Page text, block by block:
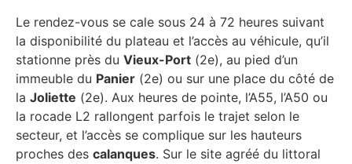
Le rendez-vous se cale sous 24 à 72 heures suivant
la disponibilité du plateau et l’accès au véhicule, qu’il
stationne près du Vieux-Port (2e), au pied d’un
immeuble du Panier (2e) ou sur une place du côté de
la Joliette (2e). Aux heures de pointe, l’A55, l’A50 ou
la rocade L2 rallongent parfois le trajet selon le
secteur, et l’accès se complique sur les hauteurs
proches des calanques. Sur le site agréé du littoral